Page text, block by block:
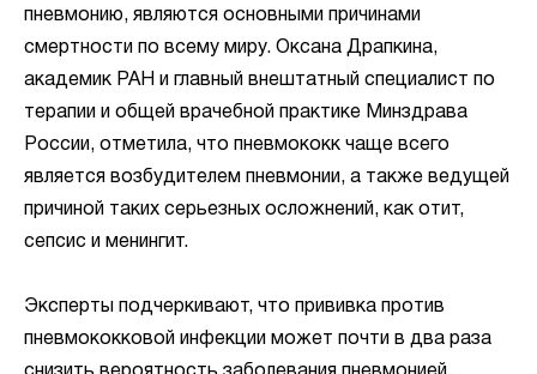
пневмонию, являются основными причинами
смертности по всему миру. Оксана Драпкина,
академик РАН и главный внештатный специалист по
терапии и общей врачебной практике Минздрава
России, отметила, что пневмококк чаще всего
является возбудителем пневмонии, а также ведущей
причиной таких серьезных осложнений, как отит,
сепсис и менингит.
Эксперты подчеркивают, что прививка против
пневмококковой инфекции может почти в два раза